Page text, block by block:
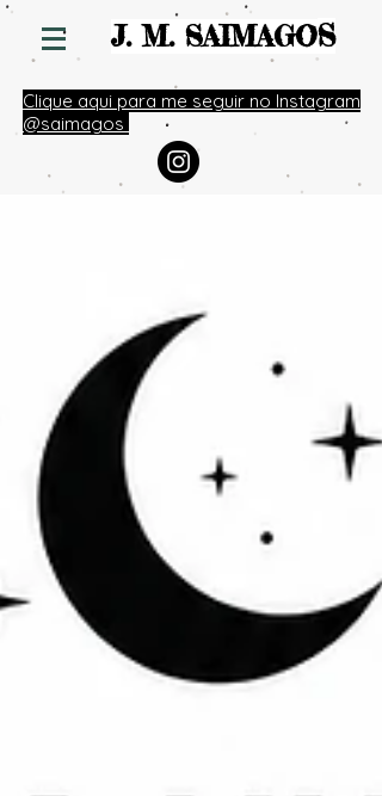
J. M. SAIMAGOS
Clique aqui para me seguir no Instagram
@saimagos